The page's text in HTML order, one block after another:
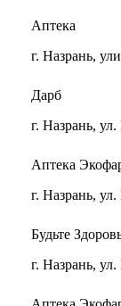
Аптека
г. Назрань,
Дарб
г. Назрань,
Аптека
г. Назрань,
Будьте
г. Назрань,